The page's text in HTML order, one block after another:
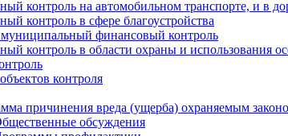
контроль на автомобильном транспорте, и в
контроль в сфере благоустройства
финансовый контроль
контроль в области охраны и использования
контроля
причинения вреда (ущерба) охраняемым
обсуждения